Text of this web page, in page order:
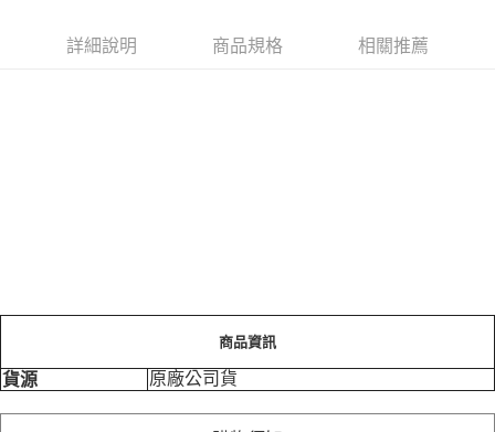
詳細說明 商品規格 相關推薦
商品資訊
貨源 原廠公司貨